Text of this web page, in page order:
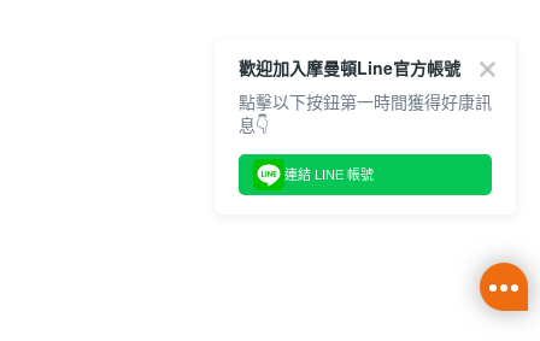
歡迎加入摩曼頓Line官方帳號
點擊以下按鈕第一時間獲得好康訊
息👇
連結 LINE 帳號